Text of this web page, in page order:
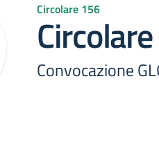
Circolare 156
Convocazione